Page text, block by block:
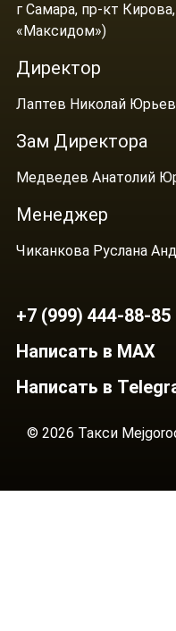
г Самара, пр-кт
«Максидом»)
Директор
Лаптев Николай
Зам Директора
Медведев Анатолий
Менеджер
Чиканкова Руслана
+7 (999) 444-88-85
Написать в MAX
Написать в
© 2026 Такси